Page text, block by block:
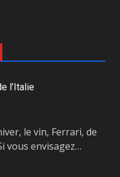
l’Italie
le vin, Ferrari, de
vous envisagez…